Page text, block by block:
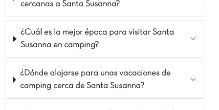
cercanas a Santa Susanna?
¿Cuál es la mejor época para visitar Santa
Susanna en camping?
¿Dónde alojarse para unas vacaciones de
camping cerca de Santa Susanna?